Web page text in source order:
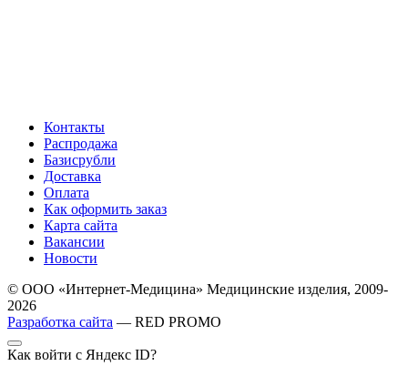
Контакты
Распродажа
Базисрубли
Доставка
Оплата
Как оформить заказ
Карта сайта
Вакансии
Новости
© ООО «Интернет-Медицина» Медицинские изделия, 2009-
2026
Разработка сайта — RED PROMO
Как войти с Яндекс ID?